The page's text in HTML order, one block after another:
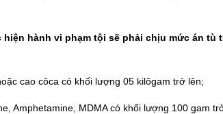
hành vi phạm tội sẽ phải chịu mức án tù
cao côca có khối lượng 05 kilôgam trở lên;
Amphetamine, MDMA có khối lượng 100 gam